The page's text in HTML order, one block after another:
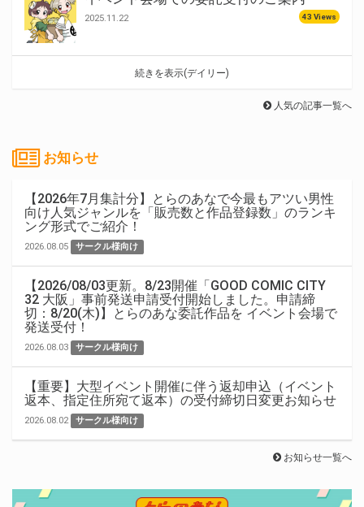
2025.11.22 43 Views
続きを表示(デイリー)
人気の記事一覧へ
お知らせ
【2026年7月集計分】とらのあなで今最もアツい男性
向け人気ジャンルを「販売数と作品登録数」のランキ
ング形式でご紹介！
2026.08.05 サークル様向け
【2026/08/03更新。8/23開催「GOOD COMIC CITY
32 大阪」事前発送申請受付開始しました。申請締
切：8/20(木)】とらのあな委託作品を イベント会場で
発送受付！
2026.08.03 サークル様向け
【重要】大型イベント開催に伴う返却申込（イベント
返本、指定住所宛て返本）の受付締切日変更お知らせ
2026.08.02 サークル様向け
お知らせ一覧へ